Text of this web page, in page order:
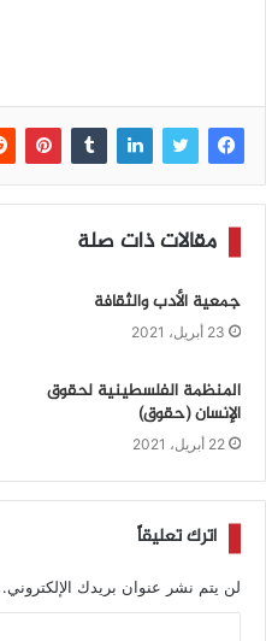
مقالات ذات صلة
جمعية الأدب والثقافة
23 أبريل، 2021
المنظمة الفلسطينية لحقوق
الإنسان (حقوق)
22 أبريل، 2021
اترك تعليقاً
لن يتم نشر عنوان بريدك الإلكتروني.